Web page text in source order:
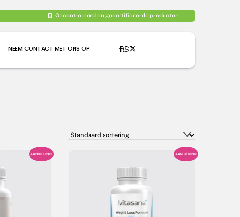
Gecontroleerd en gecertificeerde producten
NEEM CONTACT MET ONS OP
AANBIEDING! AANBIEDING!